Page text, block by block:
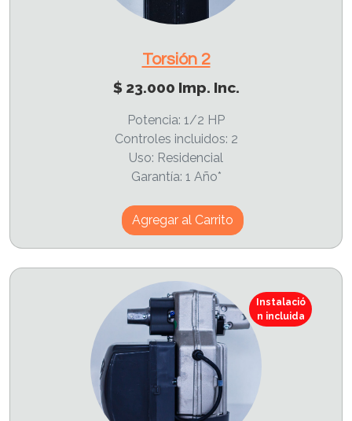
Torsión 2
$ 23.000 Imp. Inc.
Potencia: 1/2 HP
Controles incluidos: 2
Uso: Residencial
Garantía: 1 Año*
Agregar al Carrito
Instalació
n incluida